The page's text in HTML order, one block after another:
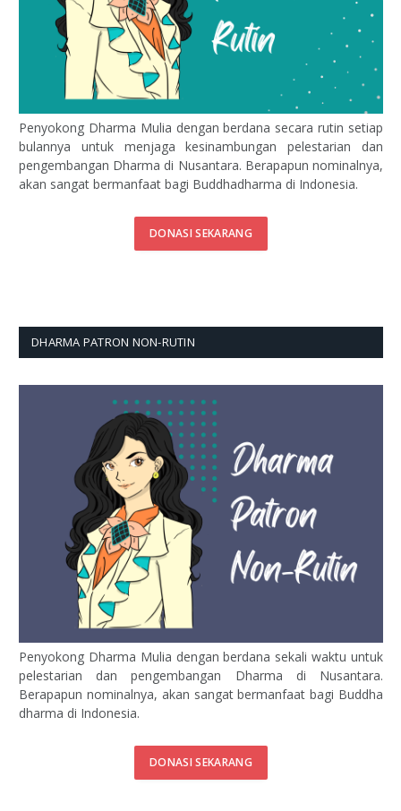
Penyokong Dharma Mulia dengan berdana secara rutin setiap
bulannya untuk menjaga kesinambungan pelestarian dan
pengembangan Dharma di Nusantara. Berapapun nominalnya,
akan sangat bermanfaat bagi Buddhadharma di Indonesia.
DONASI SEKARANG
DHARMA PATRON NON-RUTIN
Penyokong Dharma Mulia dengan berdana sekali waktu untuk
pelestarian dan pengembangan Dharma di Nusantara.
Berapapun nominalnya, akan sangat bermanfaat bagi Buddha
dharma di Indonesia.
DONASI SEKARANG